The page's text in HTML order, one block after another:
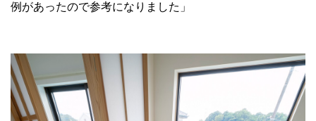
例があったので参考になりました」